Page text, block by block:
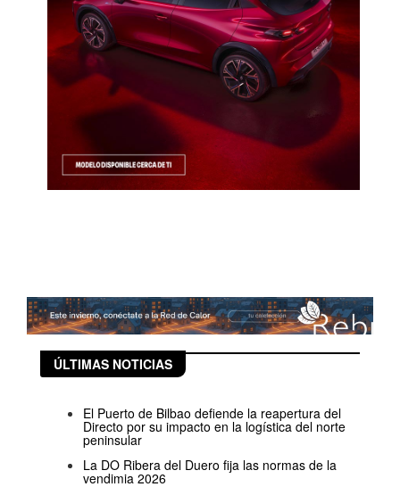
ÚLTIMAS NOTICIAS
El Puerto de Bilbao defiende la reapertura del
Directo por su impacto en la logística del norte
peninsular
La DO Ribera del Duero fija las normas de la
vendimia 2026